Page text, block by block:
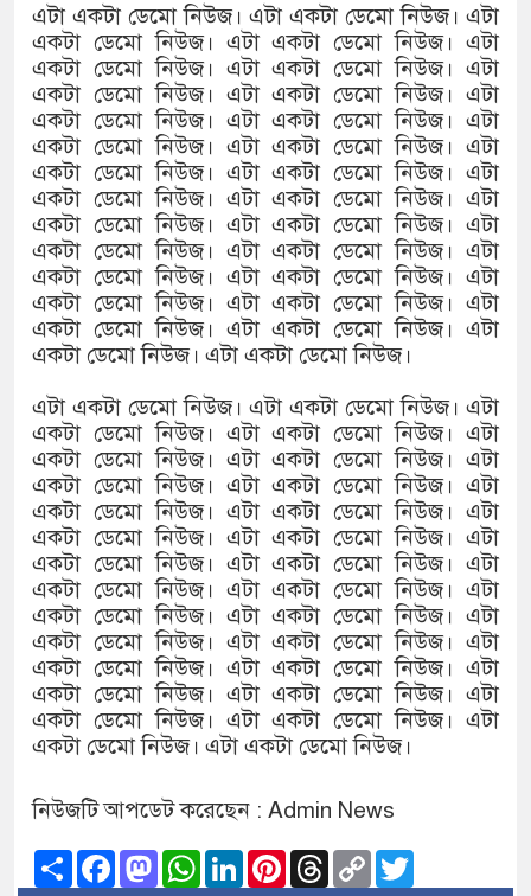
এটা একটা ডেমো নিউজ। এটা একটা ডেমো নিউজ। এটা
একটা ডেমো নিউজ। এটা একটা ডেমো নিউজ। এটা
একটা ডেমো নিউজ। এটা একটা ডেমো নিউজ। এটা
একটা ডেমো নিউজ। এটা একটা ডেমো নিউজ। এটা
একটা ডেমো নিউজ। এটা একটা ডেমো নিউজ। এটা
একটা ডেমো নিউজ। এটা একটা ডেমো নিউজ। এটা
একটা ডেমো নিউজ। এটা একটা ডেমো নিউজ। এটা
একটা ডেমো নিউজ। এটা একটা ডেমো নিউজ। এটা
একটা ডেমো নিউজ। এটা একটা ডেমো নিউজ। এটা
একটা ডেমো নিউজ। এটা একটা ডেমো নিউজ। এটা
একটা ডেমো নিউজ। এটা একটা ডেমো নিউজ। এটা
একটা ডেমো নিউজ। এটা একটা ডেমো নিউজ। এটা
একটা ডেমো নিউজ। এটা একটা ডেমো নিউজ। এটা
একটা ডেমো নিউজ। এটা একটা ডেমো নিউজ।
এটা একটা ডেমো নিউজ। এটা একটা ডেমো নিউজ। এটা
একটা ডেমো নিউজ। এটা একটা ডেমো নিউজ। এটা
একটা ডেমো নিউজ। এটা একটা ডেমো নিউজ। এটা
একটা ডেমো নিউজ। এটা একটা ডেমো নিউজ। এটা
একটা ডেমো নিউজ। এটা একটা ডেমো নিউজ। এটা
একটা ডেমো নিউজ। এটা একটা ডেমো নিউজ। এটা
একটা ডেমো নিউজ। এটা একটা ডেমো নিউজ। এটা
একটা ডেমো নিউজ। এটা একটা ডেমো নিউজ। এটা
একটা ডেমো নিউজ। এটা একটা ডেমো নিউজ। এটা
একটা ডেমো নিউজ। এটা একটা ডেমো নিউজ। এটা
একটা ডেমো নিউজ। এটা একটা ডেমো নিউজ। এটা
একটা ডেমো নিউজ। এটা একটা ডেমো নিউজ। এটা
একটা ডেমো নিউজ। এটা একটা ডেমো নিউজ। এটা
একটা ডেমো নিউজ। এটা একটা ডেমো নিউজ।
নিউজটি আপডেট করেছেন : Admin News
ShareFacebook
Mastodon
WhatsApp
LinkedInPinterest
Threads
Copy
Link